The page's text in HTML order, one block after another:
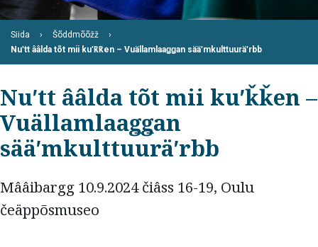
Siida
Šõddmõõžž
Nuʹtt ââlda tõt mii kuʹǩǩen – Vuällamlaaǥǥan sääʹmkulttuuräʹrbb
Nuʹtt ââlda tõt mii kuʹǩǩen –
Vuällamlaaǥǥan
sääʹmkulttuuräʹrbb
Mââibargg 10.9.2024 čiâss 16-19, Oulu
čeäppõsmuseo